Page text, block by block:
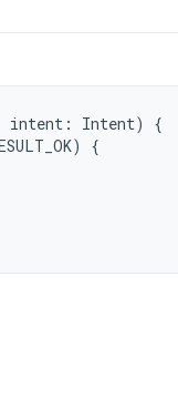
intent : Intent)
{
)
{